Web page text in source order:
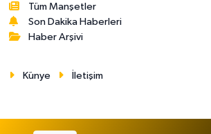
Tüm Manşetler
Son Dakika Haberleri
Haber Arşivi
Künye İletişim